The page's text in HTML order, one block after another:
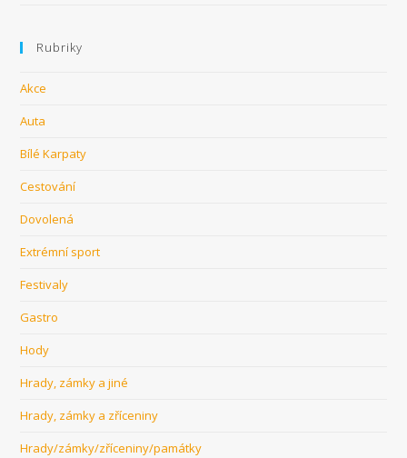
Rubriky
Akce
Auta
Bílé Karpaty
Cestování
Dovolená
Extrémní sport
Festivaly
Gastro
Hody
Hrady, zámky a jiné
Hrady, zámky a zříceniny
Hrady/zámky/zříceniny/památky